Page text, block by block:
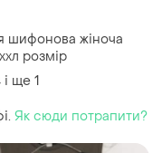
шифонова жіноча
розмір
і ще 1
Як сюди потрапити?